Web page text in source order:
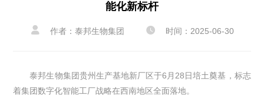
能化新标杆
 作者：泰邦生物集团  时间：2025-06-30
泰邦生物集团贵州生产基地新厂区于6月28日培土奠基，标志
着集团数字化智能工厂战略在西南地区全面落地。